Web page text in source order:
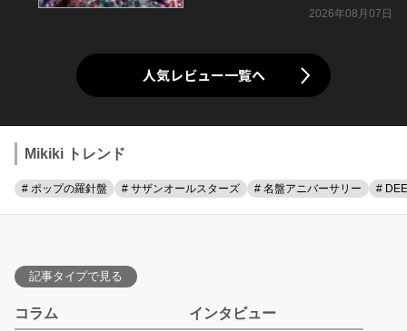
2026年08月07日
人気レビュー一覧へ
Mikiki トレンド
# ポップの羅針盤 # サザンオールスターズ # 名盤アニバーサリー #
記事タイプで見る
コラム
インタビュー